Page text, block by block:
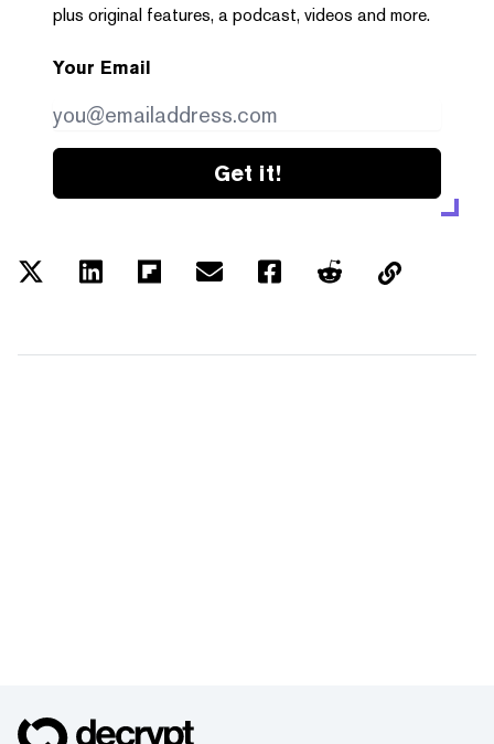
plus original features, a podcast, videos and more.
Your Email
Get it!